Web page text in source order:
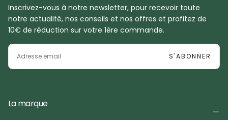
Inscrivez-vous à notre newsletter, pour recevoir toute
notre actualité, nos conseils et nos offres et profitez de
10€ de réduction sur votre 1ère commande.
EMAIL
S'ABONNER
La marque